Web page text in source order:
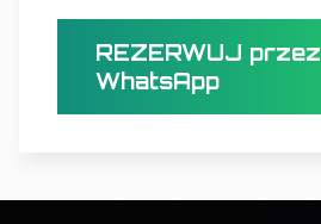
REZERWUJ przez
WhatsApp